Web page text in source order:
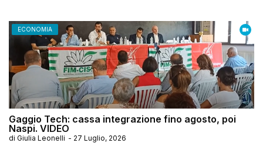
ECONOMIA
Gaggio Tech: cassa integrazione fino agosto, poi
Naspi. VIDEO
di Giulia Leonelli - 27 Luglio, 2026